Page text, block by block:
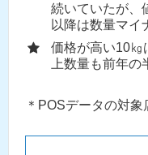
続いていたが、
以降は数量マイ
価格が高い10㎏
上数量も前年の
＊POSデータの対象